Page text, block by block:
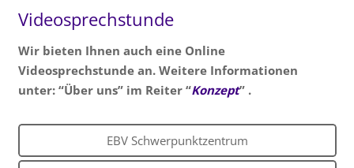
Videosprechstunde
Wir bieten Ihnen auch eine Online
Videosprechstunde an. Weitere Informationen
unter: “Über uns” im Reiter “Konzept” .
EBV Schwerpunktzentrum